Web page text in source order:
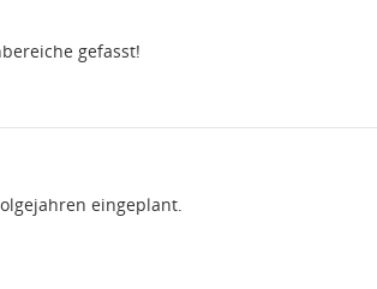
gefasst!
eingeplant.